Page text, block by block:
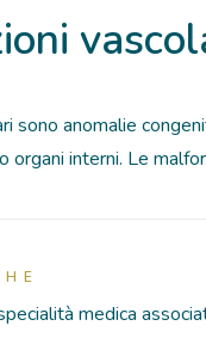
sono anomalie
organi interni. Le
medica